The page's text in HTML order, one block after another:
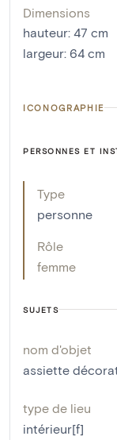
Dimensions
hauteur: 47 cm
largeur: 64 cm
ICONOGRAPHIE
PERSONNES ET
Type
personne
Rôle
femme
SUJETS
nom d'objet
assiette
type de lieu
intérieur[f]